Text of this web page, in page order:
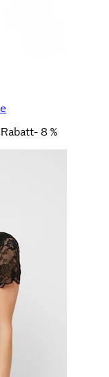
Rabatt- 8 %